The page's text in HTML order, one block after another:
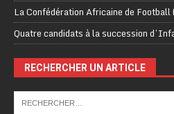
La Confédération Africaine de
Quatre candidats à la succession
RECHERCHER UN ARTICLE